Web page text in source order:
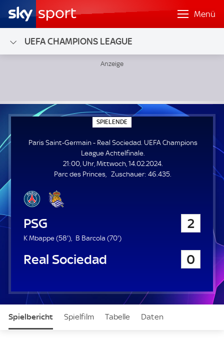
Menü
UEFA CHAMPIONS LEAGUE
Paris Saint-Germain - Real Sociedad; UEFA Champions
SPIELENDE
P
E
L
E
N
E
Paris Saint-Germain - Real Sociedad. UEFA Champions
League Achtelfinale.
21:00, Uhr, Mittwoch, 14.02.2024.
Parc des Princes
Zuschauer: Z
46.435.
Paris Saint-Germain 2
K Mbappe (58'5
.
e
) B Barcola (70'7
e
)
Real Sociedad 0
Spielbericht Spielfilm Tabelle Daten